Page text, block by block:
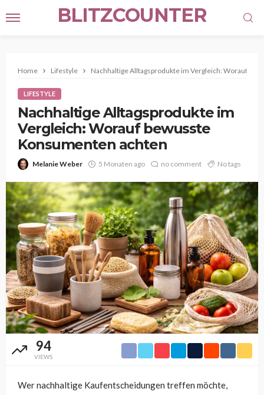
BLITZCOUNTER
Home Lifestyle Nachhaltige Alltagsprodukte im Vergleich: Worauf
LIFESTYLE
Nachhaltige Alltagsprodukte im
Vergleich: Worauf bewusste
Konsumenten achten
Melanie Weber 5 Monaten ago no comment No tags
94
VIEWS
Wer nachhaltige Kaufentscheidungen treffen möchte,